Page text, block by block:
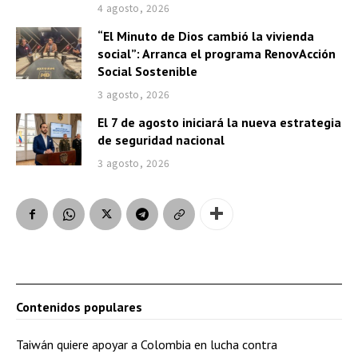
i
o
4 agosto, 2026
“El Minuto de Dios cambió la vivienda
social”: Arranca el programa RenovAcción
Social Sostenible
3 agosto, 2026
El 7 de agosto iniciará la nueva estrategia
de seguridad nacional
3 agosto, 2026
Contenidos populares
Taiwán quiere apoyar a Colombia en lucha contra